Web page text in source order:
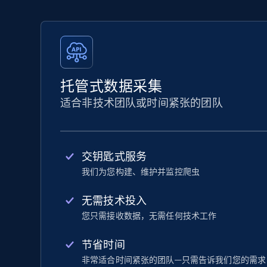
托管式数据采集
适合非技术团队或时间紧张的团队
交钥匙式服务
我们为您构建、维护并监控爬虫
无需技术投入
您只需接收数据，无需任何技术工作
节省时间
非常适合时间紧张的团队—只需告诉我们您的需求